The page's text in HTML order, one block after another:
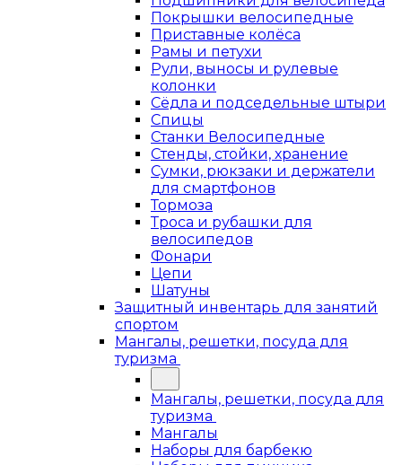
Покрышки велосипедные
Приставные колёса
Рамы и петухи
Рули, выносы и рулевые
колонки
Сёдла и подседельные штыри
Спицы
Станки Велосипедные
Стенды, стойки, хранение
Сумки, рюкзаки и держатели
для смартфонов
Тормоза
Троса и рубашки для
велосипедов
Фонари
Цепи
Шатуны
Защитный инвентарь для занятий
спортом
Мангалы, решетки, посуда для
туризма
Мангалы, решетки, посуда для
туризма
Мангалы
Наборы для барбекю